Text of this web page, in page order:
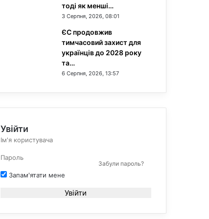
тоді як менші…
3 Серпня, 2026, 08:01
ЄС продовжив
тимчасовий захист для
українців до 2028 року
та…
6 Серпня, 2026, 13:57
Увійти
Забули пароль?
Запам'ятати мене
Увійти